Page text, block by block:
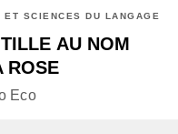
ET SCIENCES DU LANGAGE
AU NOM
ROSE
Eco